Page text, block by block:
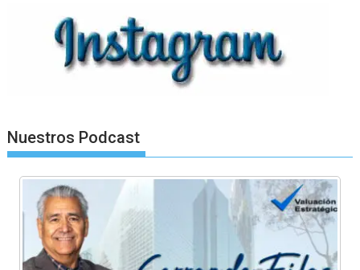
Nuestros Podcast